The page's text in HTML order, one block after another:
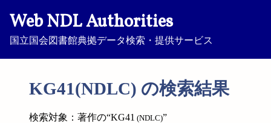
Web NDL Authorities
国立国会図書館典拠データ検索・提供サービス
KG41(NDLC) の検索結果
検索対象：著作の“KG41 (NDLC)”